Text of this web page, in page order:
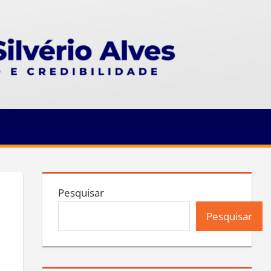
Pesquisar
Pesquisar